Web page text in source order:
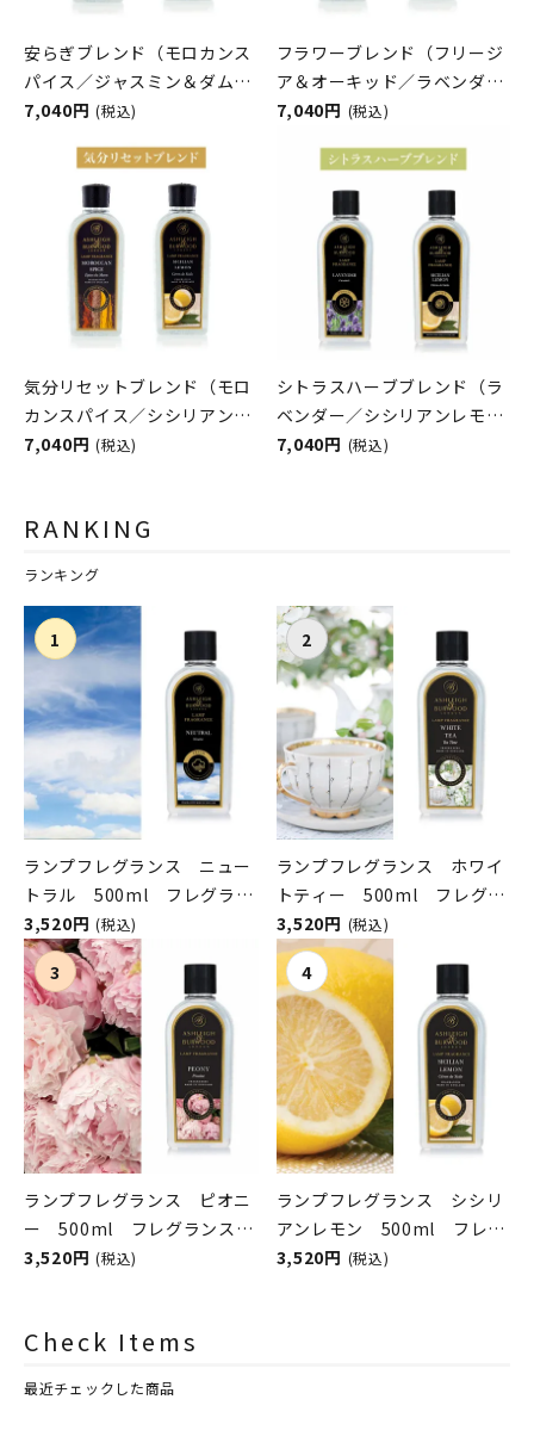
安らぎブレンド（モロカンス
パイス／ジャスミン＆ダムソ
ン） フレグランスランプ用
ASHLEIGH&BURWOOD（ア
シュレイアンドバーウッド）
7,040円 (税込)
フラワーブレンド（フリージ
ア＆オーキッド／ラベンダ
ー） フレグランスランプ用
ASHLEIGH&BURWOOD（ア
シュレイアンドバーウッド）
7,040円 (税込)
気分リセットブレンド（モロ
カンスパイス／シシリアンレ
モン） フレグランスランプ
シュレイアンドバーウッド）
7,040円 (税込)
シトラスハーブブレンド（ラ
ベンダー／シシリアンレモ
ン） フレグランスランプ用
7,040円 (税込)
RANKING
ランキング
ランプフレグランス ニュー
トラル 500ml フレグラン
スランプ用オイル
ASHLEIGH&BURWOOD（ア
シュレイアンドバーウッド）
3,520円 (税込)
ランプフレグランス ホワイ
トティー 500ml フレグラ
ンスランプ用オイル
ASHLEIGH&BURWOOD（ア
シュレイアンドバーウッド）
3,520円 (税込)
ランプフレグランス ピオニ
ー 500ml フレグランスラ
ンプ用オイル
3,520円 (税込)
ランプフレグランス シシリ
アンレモン 500ml フレグ
ランスランプ用オイル
3,520円 (税込)
Check Items
最近チェックした商品